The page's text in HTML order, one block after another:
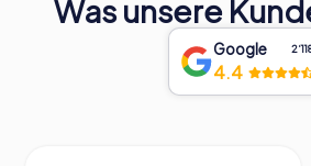
Was unsere
Google
4.4